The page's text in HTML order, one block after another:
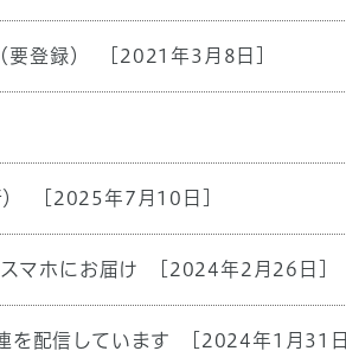
登録） [2021年3月8日]
[2025年7月10日]
マホにお届け [2024年2月26日]
配信しています [2024年1月31